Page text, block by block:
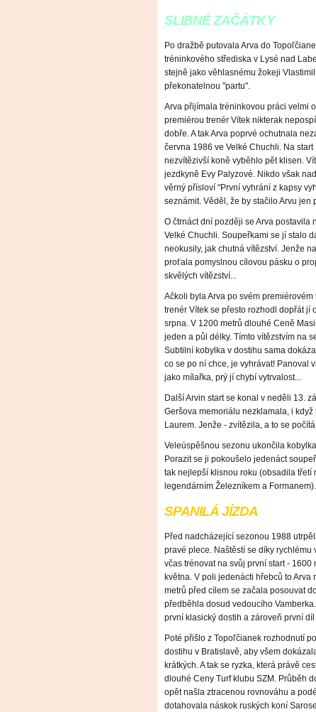
SLIBNÉ ZAČÁTKY
Po dražbě putovala Arva do
tréninkového střediska v Lysé nad
stejně jako věhlasnému žokeji
překonatelnou "partu".
Arva přijímala tréninkovou práci velmi
premiérou trenér Vítek nikterak
dobře. A tak Arva poprvé ochutnala
června 1986 ve Velké Chuchli. Na
nezvítězivší koně vyběhlo pět klisen.
jezdkyně Evy Palyzové. Nikdo však
věrný přísloví "První vyhrání z kapsy
seznámit. Věděl, že by stačilo Arvu jen
O čtrnáct dní později se Arva postavila
Velké Chuchli. Soupeřkami se jí stalo
neokusily, jak chutná vítězství. Jenže
proťala pomyslnou cílovou pásku o
skvělých vítězství...
Ačkoli byla Arva po svém
trenér Vítek se přesto rozhodl dopřát
srpna. V 1200 metrů dlouhé Ceně
jeden a půl délky. Tímto vítězstvím na
Subtilní kobylka v dostihu sama
co se po ní chce, je vyhrávat! Panoval
jako mílařka, prý jí chybí vytrvalost...
Další Arvin start se konal v neděli 13.
Geršova memoriálu nezklamala, i
Laurem. Jenže - zvítězila, a to se
Veleúspěšnou sezonu ukončila
Porazit se ji pokoušelo jedenáct
tak nejlepší klisnou roku (obsadila třetí
legendárním Železníkem a Formanem).
SPANILÁ JÍZDA
Před nadcházející sezonou 1988
pravé plece. Naštěstí se díky
včas trénovat na svůj první start -
května. V poli jedenácti hřebců to
metrů před cílem se začala posouvat
předběhla dosud vedoucího
první klasický dostih a zároveň první
Poté přišlo z Topoľčianek rozhodnutí
dostihu v Bratislavě, aby všem
krátkých. A tak se ryzka, která právě
dlouhé Ceny Turf klubu SZM. Průběh
opět našla ztracenou rovnováhu a
dotahovala náskok ruských koní